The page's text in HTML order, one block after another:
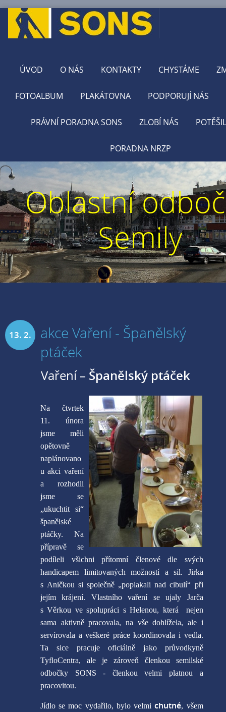
ÚVOD O NÁS KONTAKTY CHYSTÁME
FOTOALBUM PLAKÁTOVNA PODPORUJÍ NÁS
PRÁVNÍ PORADNA SONS ZLOBÍ NÁS
PORADNA NRZP
Oblastní
Semily
13. 2.
akce Vaření - Španělský
ptáček
Vaření – Španělský ptáček
Na čtvrtek
11. února
jsme měli
opětovně
naplánovano
u akci vaření
a rozhodli
jsme se
„ukuchtit si“
španělské
ptáčky. Na
přípravě se
podíleli všichni přítomní členové dle svých
handicapem limitovaných možností a sil. Jirka
s Aničkou si společně „poplakali nad cibulí“ při
jejím krájení. Vlastního vaření se ujaly Jarča
s Věrkou ve spolupráci s Helenou, která nejen
sama aktivně pracovala, na vše dohlížela, ale i
servírovala a veškeré práce koordinovala i vedla.
Ta sice pracuje oficiálně jako průvodkyně
TyfloCentra, ale je zároveň členkou semilské
odbočky SONS - členkou velmi platnou a
pracovitou.
Jídlo se moc vydařilo, bylo velmichutné, všem